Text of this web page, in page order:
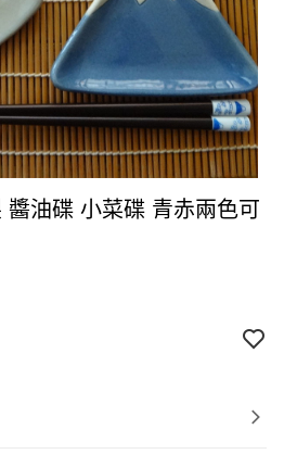
醬油碟 小菜碟 青赤兩色可